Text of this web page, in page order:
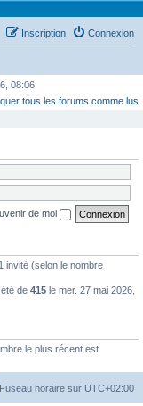
Connexion
Inscription
08:06
tous les forums comme lus
de moi
invité (selon le nombre
de 415 le mer. 27 mai 2026,
le plus récent est
Fuseau horaire sur UTC+02:00